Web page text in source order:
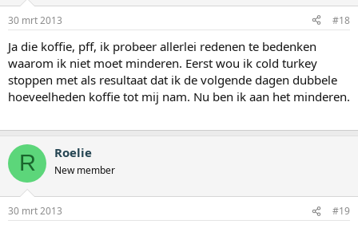
30 mrt 2013 #18
Ja die koffie, pff, ik probeer allerlei redenen te bedenken
waarom ik niet moet minderen. Eerst wou ik cold turkey
stoppen met als resultaat dat ik de volgende dagen dubbele
hoeveelheden koffie tot mij nam. Nu ben ik aan het minderen.
R Roelie
New member
30 mrt 2013 #19